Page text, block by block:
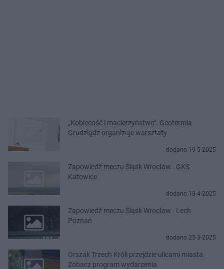
„Kobiecość i macierzyństwo". Geotermia
Grudziądz organizuje warsztaty
dodano 19-5-2025
Zapowiedź meczu Śląsk Wrocław - GKS
Katowice
dodano 18-4-2025
Zapowiedź meczu Śląsk Wrocław - Lech
Poznań
dodano 25-3-2025
Orszak Trzech Króli przejdzie ulicami miasta.
Zobacz program wydarzenia